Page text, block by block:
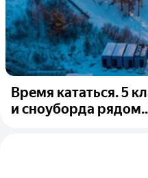
Время кататься. 5
и сноуборда